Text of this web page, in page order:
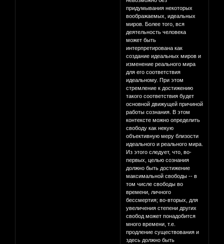
придумывания некоторых
воображаемых, идеальных
миров. Более того, вся
деятельность человека
может быть
интерпретирована как
создание идеальных миров и
изменение реального мира
для его соответствия
идеальному. При этом
стремление к достижению
такого соответствия будет
основной движущей причиной
работы сознания. В этом
контексте можно определить
свободу как некую
объективную меру близости
идеального и реального мира.
Из этого следует, что, во-
первых, целью сознания
должно быть достижение
максимальной свободы -- в
том числе свободы во
времени, личного
бессмертия; во-вторых, для
увеличения степени других
свобод может понадобится
много времени, т.е.
продление существования и
здесь должно быть